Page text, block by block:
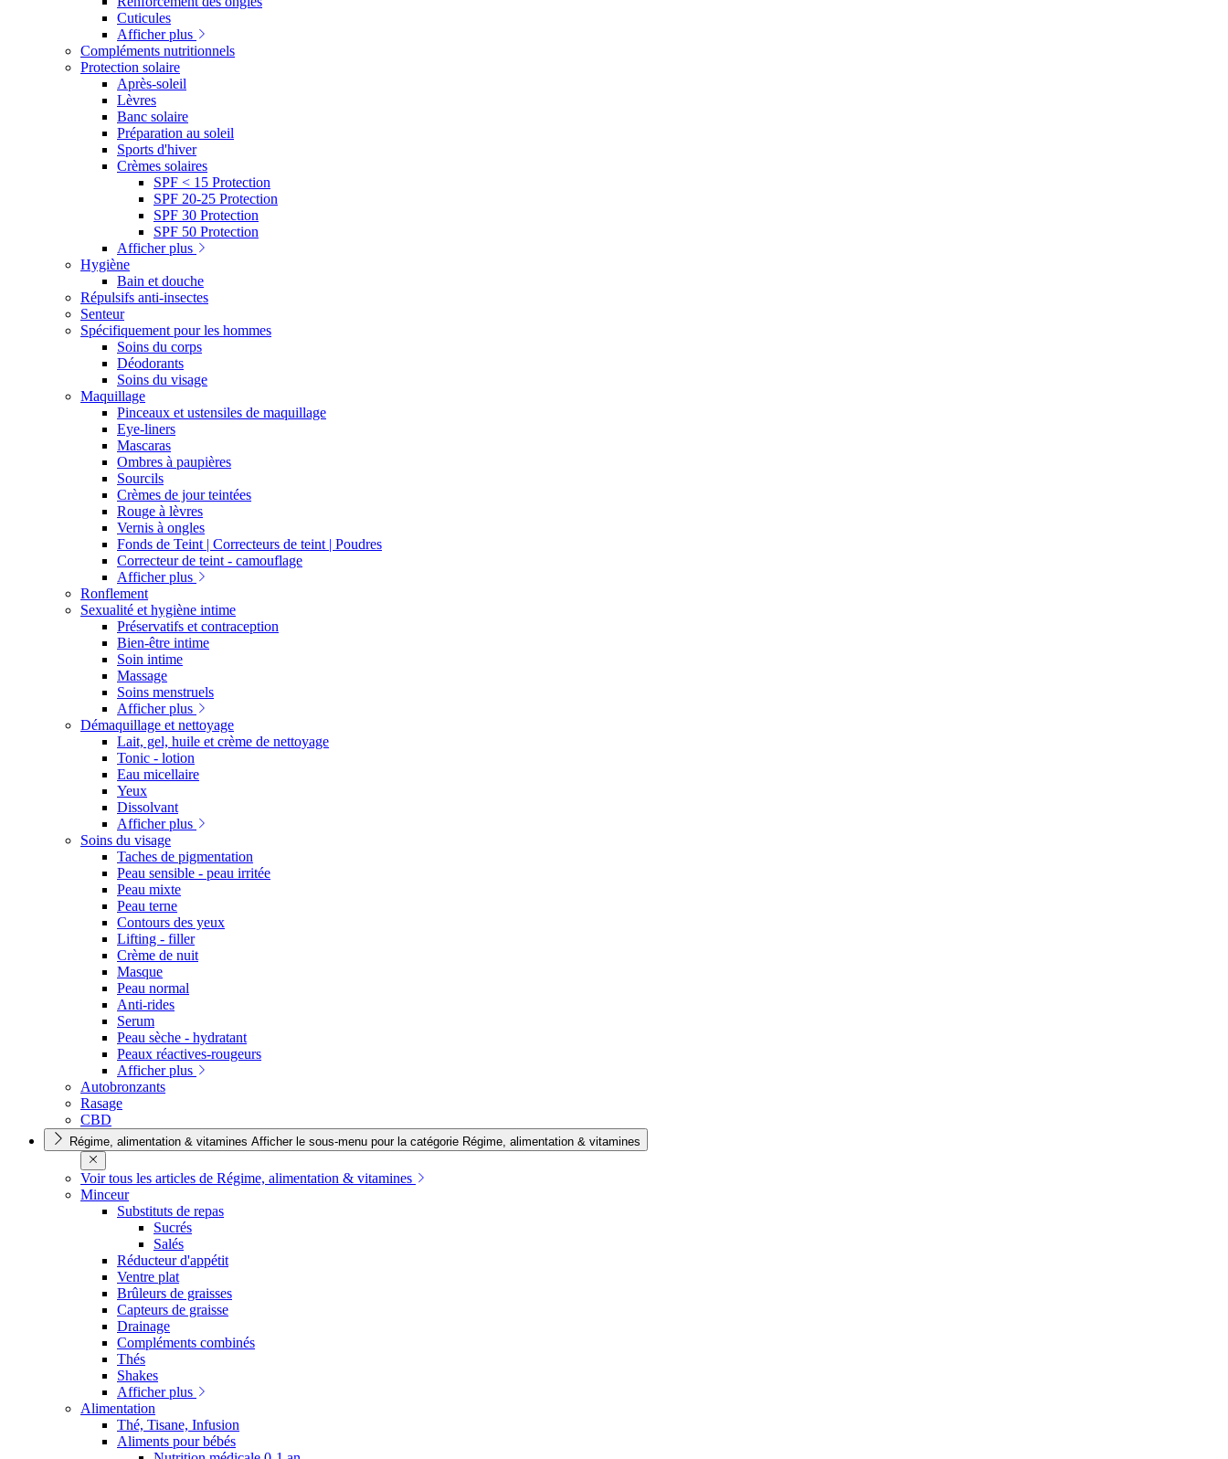
Cuticules
Afficher plus
Compléments nutritionnels
Protection solaire
Après-soleil
Lèvres
Banc solaire
Préparation au soleil
Sports d'hiver
Crèmes solaires
SPF < 15 Protection
SPF 20-25 Protection
SPF 30 Protection
SPF 50 Protection
Afficher plus
Hygiène
Bain et douche
Répulsifs anti-insectes
Senteur
Spécifiquement pour les hommes
Soins du corps
Déodorants
Soins du visage
Maquillage
Pinceaux et ustensiles de maquillage
Eye-liners
Mascaras
Ombres à paupières
Sourcils
Crèmes de jour teintées
Rouge à lèvres
Vernis à ongles
Fonds de Teint | Correcteurs de teint | Poudres
Correcteur de teint - camouflage
Afficher plus
Ronflement
Sexualité et hygiène intime
Préservatifs et contraception
Bien-être intime
Soin intime
Massage
Soins menstruels
Afficher plus
Démaquillage et nettoyage
Lait, gel, huile et crème de nettoyage
Tonic - lotion
Eau micellaire
Yeux
Dissolvant
Afficher plus
Soins du visage
Taches de pigmentation
Peau sensible - peau irritée
Peau mixte
Peau terne
Contours des yeux
Lifting - filler
Crème de nuit
Masque
Peau normal
Anti-rides
Serum
Peau sèche - hydratant
Peaux réactives-rougeurs
Afficher plus
Autobronzants
Rasage
CBD
Régime, alimentation & vitamines Afficher le sous-menu pour la catégorie Régime, alimentation & vitamines
Voir tous les articles de Régime, alimentation & vitamines
Minceur
Substituts de repas
Sucrés
Salés
Réducteur d'appétit
Ventre plat
Brûleurs de graisses
Capteurs de graisse
Drainage
Compléments combinés
Thés
Shakes
Afficher plus
Alimentation
Thé, Tisane, Infusion
Aliments pour bébés